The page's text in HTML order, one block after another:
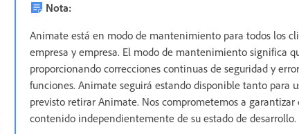
Nota:
Animate está en modo de mantenimiento para todos los
empresa y empresa. El modo de mantenimiento significa
proporcionando correcciones continuas de seguridad y
funciones. Animate seguirá estando disponible tanto para
previsto retirar Animate. Nos comprometemos a
contenido independientemente de su estado de desarrollo.